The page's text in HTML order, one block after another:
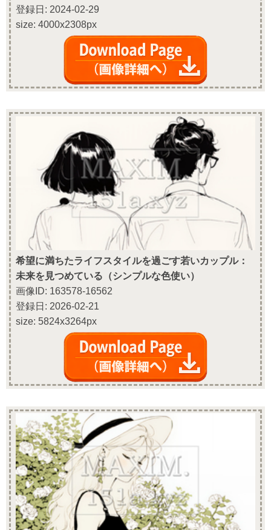
登録日: 2024-02-29
size: 4000x2308px
希望に満ちたライフスタイルを過ごす若いカップル：
未来を見つめている（シンプルな色使い）
画像ID: 163578-16562
登録日: 2026-02-21
size: 5824x3264px